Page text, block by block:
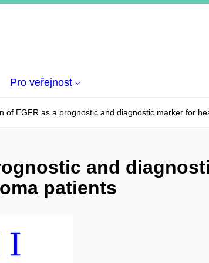
Pro veřejnost
of EGFR as a prognostic and diagnostic marker for
and
patients